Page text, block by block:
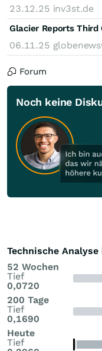
23.12.25 inv3st.de
Glacier Reports
06.11.25
Forum
Noch keine
Technische
52 Wochen
Tief
0,0720
200 Tage
Tief
0,1690
Heute
Tief